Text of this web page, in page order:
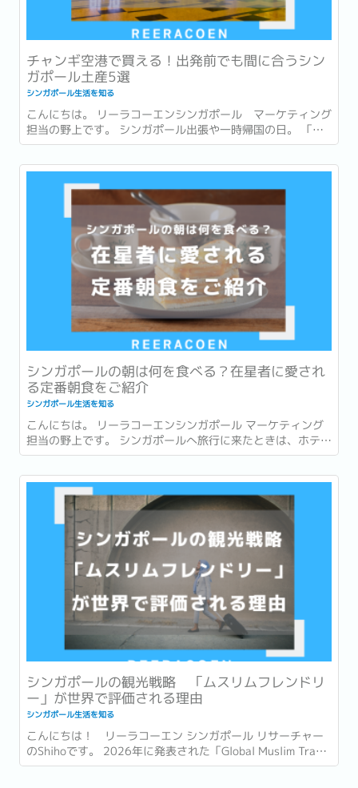
チャンギ空港で買える！出発前でも間に合うシン
ガポール土産5選
シンガポール生活を知る
こんにちは。 リーラコーエンシンガポール マーケティング
担当の野上です。 シンガポール出張や一時帰国の日。 「最
後まで打合せや商談が入っていて、市内でお土産を買う時間
てお土産が買えなかった…。」 このような経験はありません
シンガポールの朝は何を食べる？在星者に愛され
る定番朝食をご紹介
シンガポール生活を知る
こんにちは。 リーラコーエンシンガポール マーケティング
担当の野上です。 シンガポールへ旅行に来たときは、ホテル
での朝食を楽しんだり、有名店でローカルグルメを味わった
めると、「朝食」は毎日の生活の一部になります。...
シンガポールの観光戦略 「ムスリムフレンドリ
ー」が世界で評価される理由
シンガポール生活を知る
こんにちは！ リーラコーエン シンガポール リサーチャー
のShihoです。 2026年に発表された「Global Muslim Travel
Index 2026」(GMTI) というムスリム (イスラム教を信仰し